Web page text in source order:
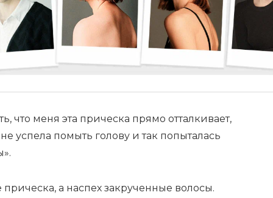
что меня эта прическа прямо отталкивает,
успела помыть голову и так попыталась
прическа, а наспех закрученные волосы.